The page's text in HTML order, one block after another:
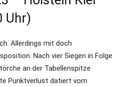
Uhr)
Allerdings mit doch
Nach vier Siegen in Folge
an der Tabellenspitze
Punktverlust datiert vom